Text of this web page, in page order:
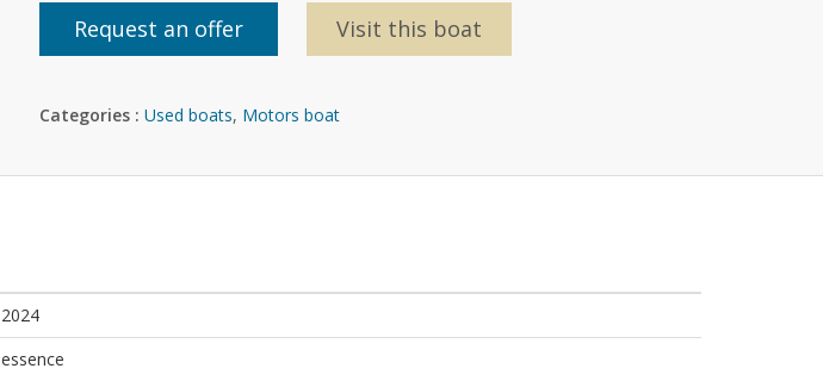
Request an offer Visit this boat
Categories : Used boats, Motors boat
2024
essence